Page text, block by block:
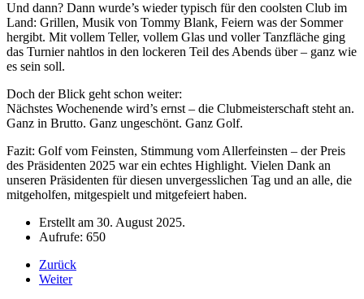
Und dann? Dann wurde’s wieder typisch für den coolsten Club im
Land: Grillen, Musik von Tommy Blank, Feiern was der Sommer
hergibt. Mit vollem Teller, vollem Glas und voller Tanzfläche ging
das Turnier nahtlos in den lockeren Teil des Abends über – ganz wie
es sein soll.
Doch der Blick geht schon weiter:
Nächstes Wochenende wird’s ernst – die Clubmeisterschaft steht an.
Ganz in Brutto. Ganz ungeschönt. Ganz Golf.
Fazit: Golf vom Feinsten, Stimmung vom Allerfeinsten – der Preis
des Präsidenten 2025 war ein echtes Highlight. Vielen Dank an
unseren Präsidenten für diesen unvergesslichen Tag und an alle, die
mitgeholfen, mitgespielt und mitgefeiert haben.
Erstellt am 30. August 2025.
Aufrufe: 650
Zurück
Weiter